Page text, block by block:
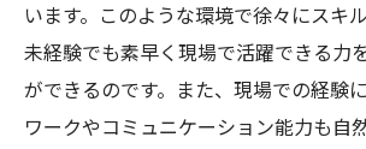
います。このような環境で徐々にスキ
未経験でも素早く現場で活躍できる力
ができるのです。また、現場での経験
ワークやコミュニケーション能力も自